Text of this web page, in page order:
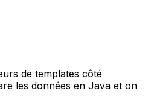
de templates côté
les données en Java et on